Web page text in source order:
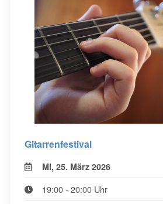
Gitarrenfestival
Mi, 25. März 2026
19:00 - 20:00 Uhr